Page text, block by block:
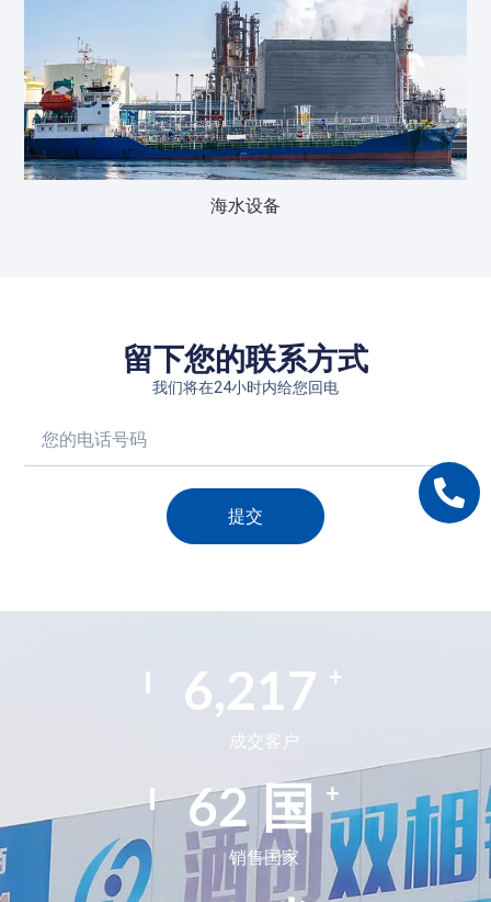
海水设备
留下您的联系方式
我们将在24小时内给您回电
提交
9,925 +
成交客户
99国+
销售国家